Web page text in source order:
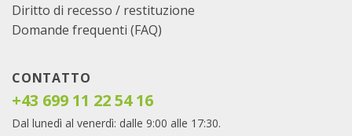
Diritto di recesso / restituzione
Domande frequenti (FAQ)
CONTATTO
+43 699 11 22 54 16
Dal lunedì al venerdì: dalle 9:00 alle 17:30.